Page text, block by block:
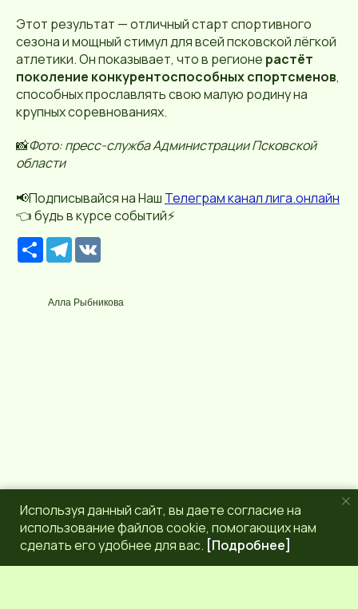
Этот результат — отличный старт спортивного
сезона и мощный стимул для всей псковской лёгкой
атлетики. Он показывает, что в регионе растёт
поколение конкурентоспособных спортсменов,
способных прославлять свою малую родину на
крупных соревнованиях.
📸Фото: пресс-служба Администрации Псковской
области
📢Подписывайся на Наш Телеграм канал лига.онлайн
👈 будь в курсе событий⚡️
Р
е
р
с
T
e
g
r
Алла Рыбникова
Используя данный сайт, вы даете согласие на
использование файлов cookie, помогающих нам
сделать его удобнее для вас. [Подробнее]